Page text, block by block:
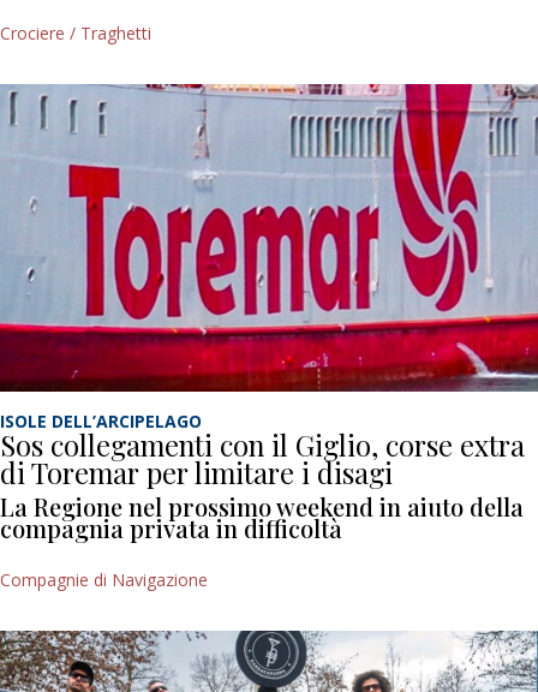
Crociere / Traghetti
ISOLE DELL’ARCIPELAGO
Sos collegamenti con il Giglio, corse extra
di Toremar per limitare i disagi
La Regione nel prossimo weekend in aiuto della
compagnia privata in difficoltà
Compagnie di Navigazione